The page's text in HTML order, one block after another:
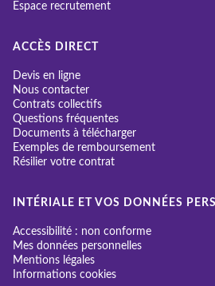
Espace recrutement
ACCÈS DIRECT
Devis en ligne
Nous contacter
Contrats collectifs
Questions fréquentes
Documents à télécharger
Exemples de remboursement
Résilier votre contrat
INTÉRIALE ET VOS DONNÉES
Accessibilité : non conforme
Mes données personnelles
Mentions légales
Informations cookies